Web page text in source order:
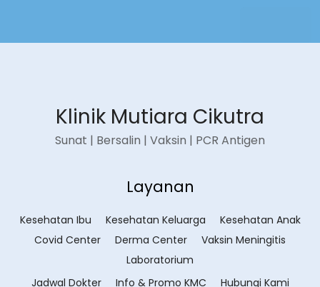
Klinik Mutiara Cikutra
Sunat | Bersalin | Vaksin | PCR Antigen
Layanan
Kesehatan Ibu Kesehatan Keluarga
Kesehatan Anak
Covid Center
Derma Center
Vaksin Meningitis
Laboratorium
Jadwal Dokter
Info & Promo KMC Hubungi Kami